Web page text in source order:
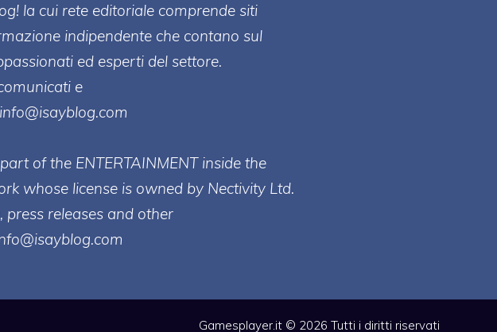
la cui rete editoriale comprende siti
indipendente che contano sul
ed esperti del settore.
e
info@isayblog.com
of the ENTERTAINMENT inside the
whose license is owned by Nectivity Ltd.
press releases and other
Gamesplayer.it © 2026 Tutti i diritti riservati